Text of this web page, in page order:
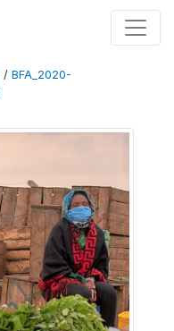
/ BFA_2020-